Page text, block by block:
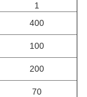
1
400
100
200
70